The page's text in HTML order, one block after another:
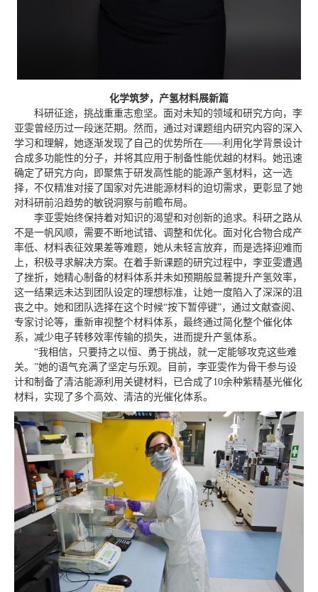
化学筑梦，产氢材料展新篇
科研征途，挑战重重志愈坚。面对未知的领域和研究方向，李
亚雯曾经历过一段迷茫期。然而，通过对课题组内研究内容的深入
学习和理解，她逐渐发现了自己的优势所在——利用化学背景设计
合成多功能性的分子，并将其应用于制备性能优越的材料。她迅速
确定了研究方向，即聚焦于研发高性能的能源产氢材料，这一选
择，不仅精准对接了国家对先进能源材料的迫切需求，更彰显了她
对科研前沿趋势的敏锐洞察与前瞻布局。
李亚雯始终保持着对知识的渴望和对创新的追求。科研之路从
不是一帆风顺，需要不断地试错、调整和优化。面对化合物合成产
率低、材料表征效果差等难题，她从未轻言放弃，而是选择迎难而
上，积极寻求解决方案。在着手新课题的研究过程中，李亚雯遭遇
了挫折，她精心制备的材料体系并未如预期般显著提升产氢效率，
这一结果远未达到团队设定的理想标准，让她一度陷入了深深的沮
丧之中。她和团队选择在这个时候“按下暂停键”，通过文献查阅、
专家讨论等，重新审视整个材料体系，最终通过简化整个催化体
系，减少电子转移效率传输的损失，进而提升产氢体系。
“我相信，只要持之以恒、勇于挑战，就一定能够攻克这些难
关。”她的语气充满了坚定与乐观。目前，李亚雯作为骨干参与设
计和制备了清洁能源利用关键材料，已合成了10余种紫精基光催化
材料，实现了多个高效、清洁的光催化体系。